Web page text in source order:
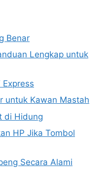
Benar
Lengkap untuk
Express
untuk Kawan Mastah
di Hidung
HP Jika Tombol
Secara Alami